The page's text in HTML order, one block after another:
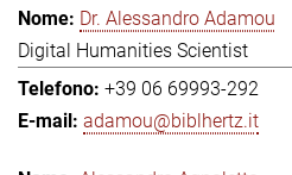
Dr. Alessandro Adamou
Digital Humanities Scientist
+39 06 69993-292
adamou@biblhertz.it